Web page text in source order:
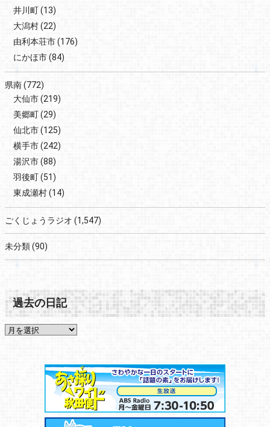
井川町(13)
大潟村(22)
由利本荘市(176)
にかほ市(84)
県南(772)
大仙市(219)
美郷町(29)
仙北市(125)
横手市(242)
湯沢市(88)
羽後町(51)
東成瀬村(14)
ごくじょうラジオ (1,547)
未分類(90)
過去の日記